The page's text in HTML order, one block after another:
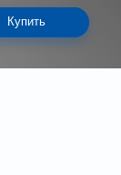
Купить